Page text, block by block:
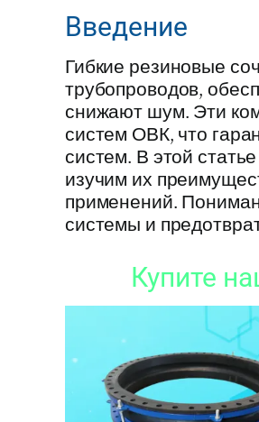
Введение
Гибкие резиновые
трубопроводов,
снижают шум. Эти
систем ОВК, что
систем. В этой
изучим их
применений.
системы и
Купите